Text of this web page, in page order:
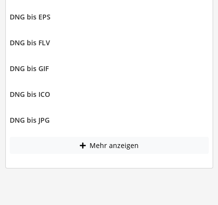
DNG bis EPS
DNG bis FLV
DNG bis GIF
DNG bis ICO
DNG bis JPG
Mehr anzeigen